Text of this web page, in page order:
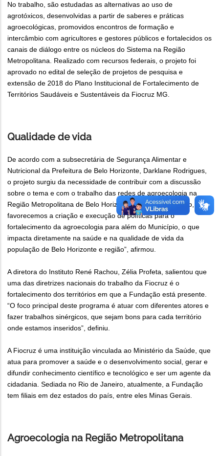
No trabalho, são estudadas as alternativas ao uso de
agrotóxicos, desenvolvidas a partir de saberes e práticas
agroecológicas, promovidos encontros de formação e
intercâmbio com agricultores e gestores públicos e fortalecidos os
canais de diálogo entre os núcleos do Sistema na Região
Metropolitana. Realizado com recursos federais, o projeto foi
aprovado no edital de seleção de projetos de pesquisa e
extensão de 2018 do Plano Institucional de Fortalecimento de
Territórios Saudáveis e Sustentáveis da Fiocruz MG.
Qualidade de vida
De acordo com a subsecretária de Segurança Alimentar e
Nutricional da Prefeitura de Belo Horizonte, Darklane Rodrigues,
o projeto surgiu da necessidade de contribuir com a discussão
sobre o tema e com o trabalho das redes de agroecologia na
Região Metropolitana de Belo Horizonte. “Com esse projeto,
favorecemos a criação e execução de políticas para o
fortalecimento da agroecologia para além do Município, o que
impacta diretamente na saúde e na qualidade de vida da
população de Belo Horizonte e região”, afirmou.
A diretora do Instituto René Rachou, Zélia Profeta, salientou que
uma das diretrizes nacionais do trabalho da Fiocruz é o
fortalecimento dos territórios em que a Fundação está presente.
“O foco principal deste programa é atuar com diferentes atores e
fazer trabalhos sinérgicos, que sejam bons para cada território
onde estamos inseridos”, definiu.
A Fiocruz é uma instituição vinculada ao Ministério da Saúde, que
atua para promover a saúde e o desenvolvimento social, gerar e
difundir conhecimento científico e tecnológico e ser um agente da
cidadania. Sediada no Rio de Janeiro, atualmente, a Fundação
tem filiais em dez estados do país, entre eles Minas Gerais.
Agroecologia na Região Metropolitana